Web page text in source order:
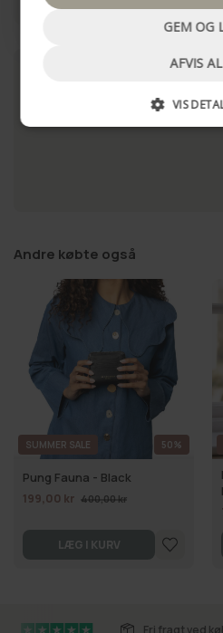
Andre købte også
SUMMER SALE 50%
Pung Fauna - Black
199,00 kr 400,00 kr
LÆG I KURV
Fri fragt ved
GEM OG
AFVIS
VIS